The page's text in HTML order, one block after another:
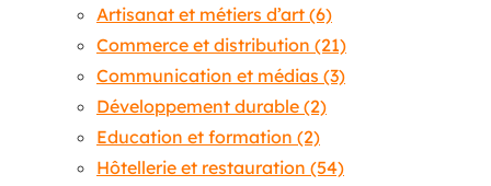
Artisanat et métiers d’art (6)
Commerce et distribution (21)
Communication et médias (3)
Développement durable (2)
Education et formation (2)
Hôtellerie et restauration (54)